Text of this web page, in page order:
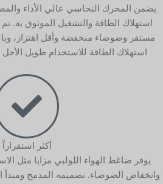
استهلاك الطاقة والتشغيل الموثوق به.
مستقر وضوضاء منخفضة وأقل اهتزاز،
استهلاك الطاقة للاستخدام طويل
أكثر استقراراً
يوفر ضاغط الهواء اللولبي مزايا مثل
وانخفاض الضوضاء. تصميمه المدمج ومبدأ